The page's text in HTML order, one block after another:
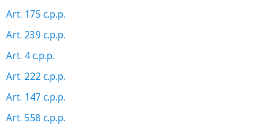
Art. 175 c.p.p.
Art. 239 c.p.p.
Art. 4 c.p.p.
Art. 222 c.p.p.
Art. 147 c.p.p.
Art. 558 c.p.p.